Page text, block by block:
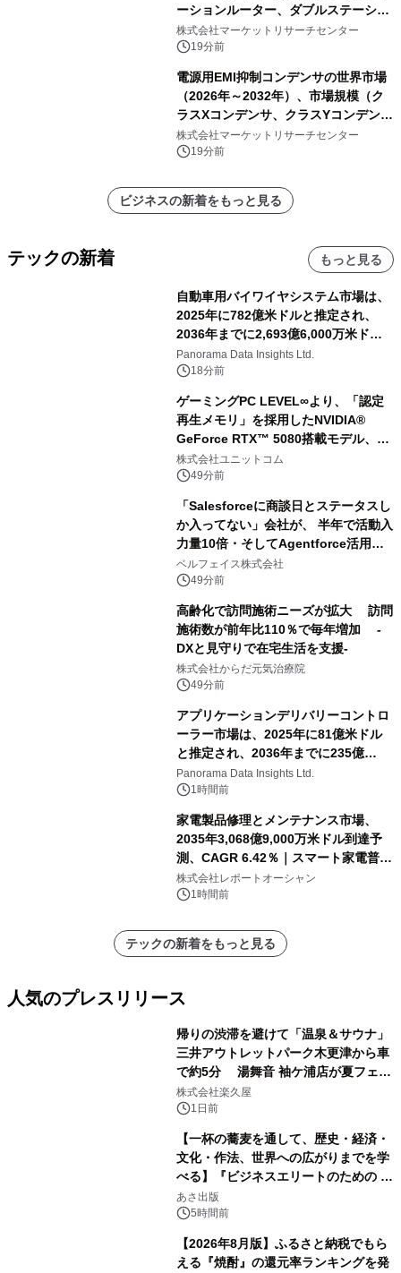
ーションルーター、ダブルステーショ
ンルーター）・分析レポートを発表
株式会社マーケットリサーチセンター
19分前
電源用EMI抑制コンデンサの世界市場
（2026年～2032年）、市場規模（ク
ラスXコンデンサ、クラスYコンデン
サ）・分析レポートを発表
株式会社マーケットリサーチセンター
19分前
ビジネスの新着をもっと見る
テックの新着 もっと見る
自動車用バイワイヤシステム市場は、
2025年に782億米ドルと推定され、
2036年までに2,693億6,000万米ドル
に達すると予測されており、予測期間
（2026年～2036年）
Panorama Data Insights Ltd.
18分前
ゲーミングPC LEVEL∞より、「認定
再生メモリ」を採用したNVIDIA®
GeForce RTX™ 5080搭載モデル、
NVIDIA® GeForce RTX™ 5070 Ti搭
載モデルを販売開始
株式会社ユニットコム
49分前
「Salesforceに商談日とステータスし
か入ってない」会社が、 半年で活動入
力量10倍・そしてAgentforce活用へ
── 敷島住宅×bellSalesAI事例公開
ベルフェイス株式会社
49分前
高齢化で訪問施術ニーズが拡大 訪問
施術数が前年比110％で毎年増加 -
DXと見守りで在宅生活を支援-
株式会社からだ元気治療院
49分前
アプリケーションデリバリーコントロ
ーラー市場は、2025年に81億米ドル
と推定され、2036年までに235億
8,000万米ドルに達すると予測されて
おり、予測期間（2026年～2036年）
Panorama Data Insights Ltd.
1時間前
家電製品修理とメンテナンス市場、
2035年3,068億9,000万米ドル到達予
測、CAGR 6.42％｜スマート家電普
及・循環型経済・メンテナンス需要拡
大が成長を加速
株式会社レポートオーシャン
1時間前
テックの新着をもっと見る
人気のプレスリリース
帰りの渋滞を避けて「温泉＆サウナ」
三井アウトレットパーク木更津から車
で約5分 湯舞音 袖ケ浦店が夏フェア
メニューを提供
株式会社楽久屋
1日前
【一杯の蕎麦を通して、歴史・経済・
文化・作法、世界への広がりまでを学
べる】『ビジネスエリートのための 教
養としての蕎麦』2026年8月25日
（火）発売
あさ出版
5時間前
【2026年8月版】ふるさと納税でもら
える『焼酎』の還元率ランキングを発